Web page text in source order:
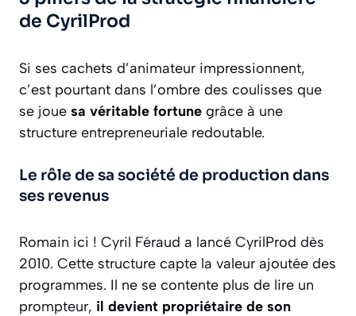
de CyrilProd
Si ses cachets d’animateur impressionnent,
c’est pourtant dans l’ombre des coulisses que
se joue sa véritable fortune grâce à une
structure entrepreneuriale redoutable.
Le rôle de sa société de production dans
ses revenus
Romain ici ! Cyril Féraud a lancé CyrilProd dès
2010. Cette structure capte la valeur ajoutée des
programmes. Il ne se contente plus de lire un
prompteur, il devient propriétaire de son